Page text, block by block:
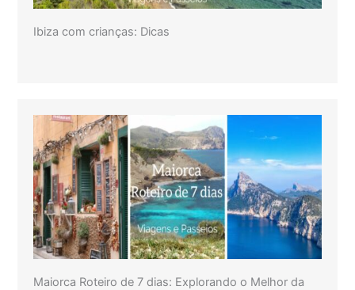
Ibiza com crianças: Dicas
Maiorca Roteiro de 7 dias: Explorando o Melhor da